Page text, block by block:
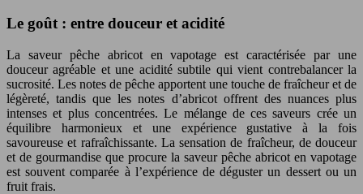
Le goût : entre douceur et acidité
La saveur pêche abricot en vapotage est caractérisée par une
douceur agréable et une acidité subtile qui vient contrebalancer la
sucrosité. Les notes de pêche apportent une touche de fraîcheur et de
légèreté, tandis que les notes d’abricot offrent des nuances plus
intenses et plus concentrées. Le mélange de ces saveurs crée un
équilibre harmonieux et une expérience gustative à la fois
savoureuse et rafraîchissante. La sensation de fraîcheur, de douceur
et de gourmandise que procure la saveur pêche abricot en vapotage
est souvent comparée à l’expérience de déguster un dessert ou un
fruit frais.